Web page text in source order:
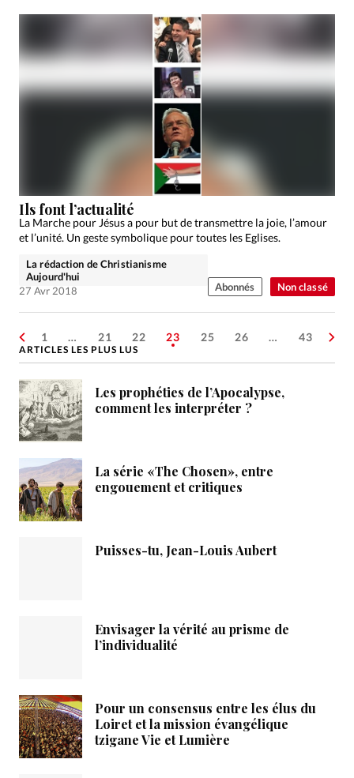
Non classé
Ils font l’actualité
La Marche pour Jésus a pour but de transmettre la joie, l’amour
et l’unité. Un geste symbolique pour toutes les Eglises.
La rédaction de Christianisme
Aujourd'hui
27 Avr 2018
Abonnés
1 … 21 22 23 25 26 … 43
ARTICLES LES PLUS LUS
Les prophéties de l’Apocalypse,
comment les interpréter ?
La série «The Chosen», entre
engouement et critiques
Puisses-tu, Jean-Louis Aubert
Envisager la vérité au prisme de
l’individualité
Pour un consensus entre les élus du
Loiret et la mission évangélique
tzigane Vie et Lumière